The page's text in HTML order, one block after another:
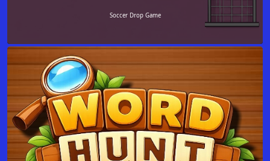
Soccer Drop Game